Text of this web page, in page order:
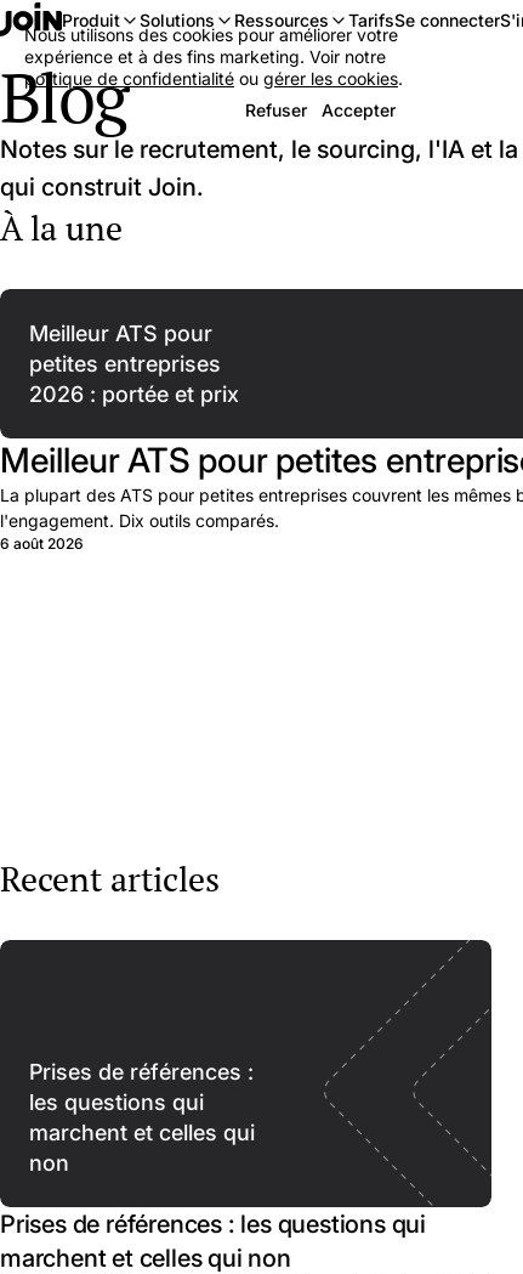
Produit Solutions Ressources TarifsSe connecter
Blog
Notes sur le recrutement, le sourcing, l'IA et
qui construit Join.
À la une
Meilleur ATS pour
petites entreprises
2026 : portée et prix
Meilleur ATS pour petites
La plupart des ATS pour petites entreprises couvrent les
l'engagement. Dix outils comparés.
6 août 2026
Recent articles
Prises de références :
les questions qui
marchent et celles qui
non
Prises de références : les questions qui
marchent et celles qui non
Nous utilisons des cookies pour améliorer votre
expérience et à des fins marketing. Voir notre
politique de confidentialité ou gérer les cookies.
Refuser
Accepter